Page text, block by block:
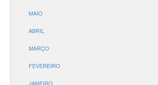
MAIO
ABRIL
MARÇO
FEVEREIRO
JANEIRO